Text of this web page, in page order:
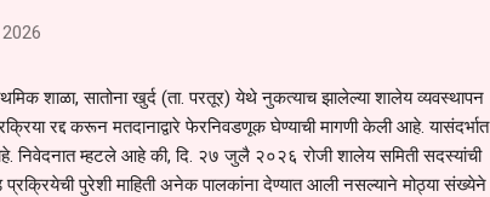
शाळा, सातोना खुर्द (ता. परतूर) येथे नुकत्याच झालेल्या शालेय व्यवस्थापन
रद्द करून मतदानाद्वारे फेरनिवडणूक घेण्याची मागणी केली आहे. यासंदर्भात
निवेदनात म्हटले आहे की, दि. २७ जुलै २०२६ रोजी शालेय समिती सदस्यांची
पुरेशी माहिती अनेक पालकांना देण्यात आली नसल्याने मोठ्या संख्येने